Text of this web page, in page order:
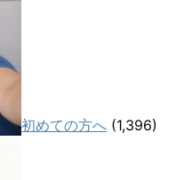
初めての方へ (1,396)